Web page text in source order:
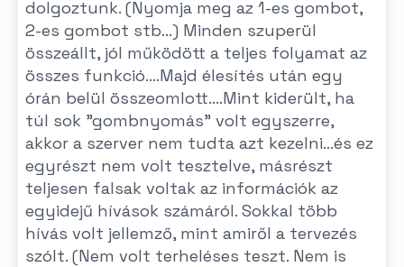
dolgoztunk. (Nyomja meg az 1-es gombot,
2-es gombot stb...) Minden szuperül
összeállt, jól működött a teljes folyamat az
összes funkció....Majd élesítés után egy
órán belül összeomlott....Mint kiderült, ha
túl sok "gombnyomás" volt egyszerre,
akkor a szerver nem tudta azt kezelni...és ez
egyrészt nem volt tesztelve, másrészt
teljesen falsak voltak az információk az
egyidejű hívások számáról. Sokkal több
hívás volt jellemző, mint amiről a tervezés
szólt. (Nem volt terheléses teszt. Nem is